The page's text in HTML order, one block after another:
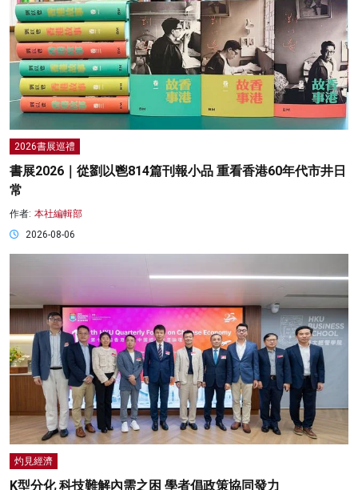
2026書展巡禮
書展2026｜從劉以鬯814篇刊報小品 重看香港60年代市井日
常
作者: 本社編輯部
2026-08-06
灼見經濟
K型分化 科技難解內需之困 學者倡政策協同發力